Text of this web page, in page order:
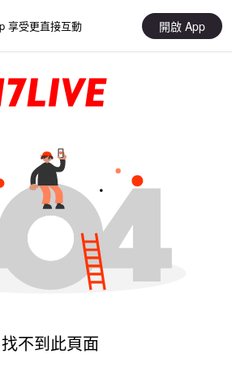
享受更直接互動 開啟 App
找不到此頁面